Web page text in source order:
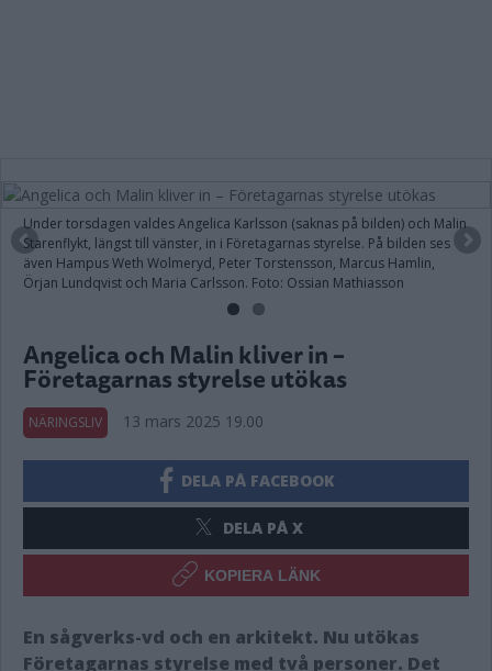
Under torsdagen valdes Angelica Karlsson (saknas på bilden) och Malin
Starenflykt, längst till vänster, in i Företagarnas styrelse. På bilden ses
även Hampus Weth Wolmeryd, Peter Torstensson, Marcus Hamlin,
Örjan Lundqvist och Maria Carlsson. Foto: Ossian Mathiasson
Angelica och Malin kliver in –
Företagarnas styrelse utökas
NÄRINGSLIV 13 mars 2025 19.00
DELA PÅ FACEBOOK
DELA PÅ X
KOPIERA LÄNK
En sågverks-vd och en arkitekt. Nu utökas
Företagarnas styrelse med två personer. Det